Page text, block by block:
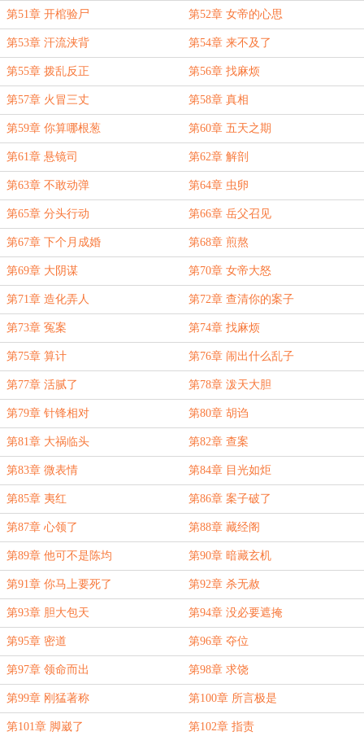
第51章 开棺验尸 第52章 女帝的心思
第53章 汗流浃背 第54章 来不及了
第55章 拨乱反正 第56章 找麻烦
第57章 火冒三丈 第58章 真相
第59章 你算哪根葱 第60章 五天之期
第61章 悬镜司 第62章 解剖
第63章 不敢动弹 第64章 虫卵
第65章 分头行动 第66章 岳父召见
第67章 下个月成婚 第68章 煎熬
第69章 大阴谋 第70章 女帝大怒
第71章 造化弄人 第72章 查清你的案子
第73章 冤案 第74章 找麻烦
第75章 算计 第76章 闹出什么乱子
第77章 活腻了 第78章 泼天大胆
第79章 针锋相对 第80章 胡诌
第81章 大祸临头 第82章 查案
第83章 微表情 第84章 目光如炬
第85章 夷红 第86章 案子破了
第87章 心领了 第88章 藏经阁
第89章 他可不是陈均 第90章 暗藏玄机
第91章 你马上要死了 第92章 杀无赦
第93章 胆大包天 第94章 没必要遮掩
第95章 密道 第96章 夺位
第97章 领命而出 第98章 求饶
第99章 刚猛著称 第100章 所言极是
第101章 脚崴了 第102章 指责